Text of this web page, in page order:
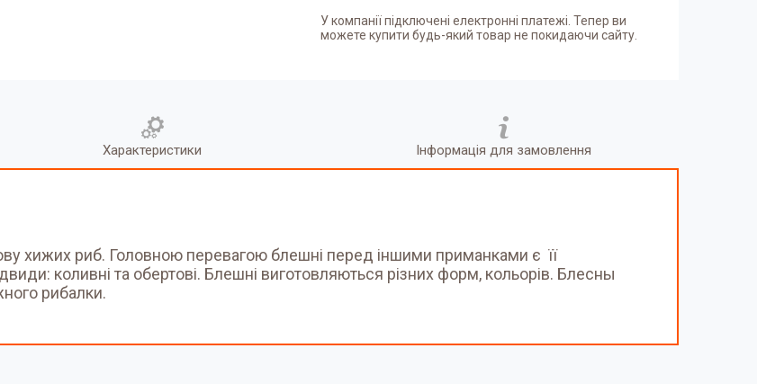
У компанії підключені електронні платежі. Тепер ви
можете купити будь-який товар не покидаючи сайту.
Характеристики Інформація для замовлення
хижих риб. Головною перевагою блешні перед іншими приманками є її
коливні та обертові. Блешні виготовляються різних форм, кольорів. Блесны
рибалки.